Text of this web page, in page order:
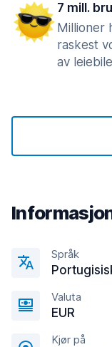
7 mill.
Millioner
raskest
av
Språk
Valuta
EUR
Kjør på